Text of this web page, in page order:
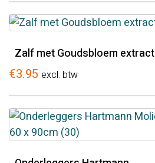
Zalf met Goudsbloem extract
€3.95 excl. btw